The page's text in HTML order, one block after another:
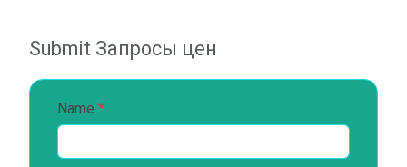
Submit Запросы цен
Name *